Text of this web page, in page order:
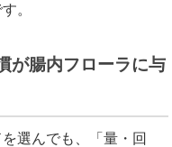
。
が腸内フローラに与
選んでも、「量・回